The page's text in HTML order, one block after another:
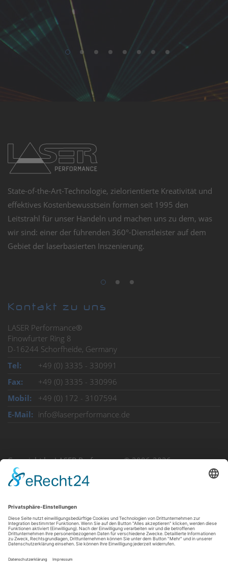
State-of-the-Art-Technologie, zielorientierte Kreativität und
effektives Kostenbewusstsein formen seit 1995 den
Leitstrahl für unser Handeln und machen uns zu dem, was
wir sind: einer der führenden 360°-Dienstleister auf dem
Gebiet der laserbasierten Inszenierung.
Kontakt zu uns
LASER Performance®
Finowfurter Ring 8
D-16244 Schorfheide, Germany
Tel:
+49 (0) 3335 - 330991
Fax:
+49 (0) 3335 - 330996
Mobil:
+49 (0) 172 - 3107594
E-Mail: info@laserperformance.de
Copyright by LASER Performance® 2006-2026
Kontakt
Impressum
Datenschutzerklärung
Cookie-Einstellungen